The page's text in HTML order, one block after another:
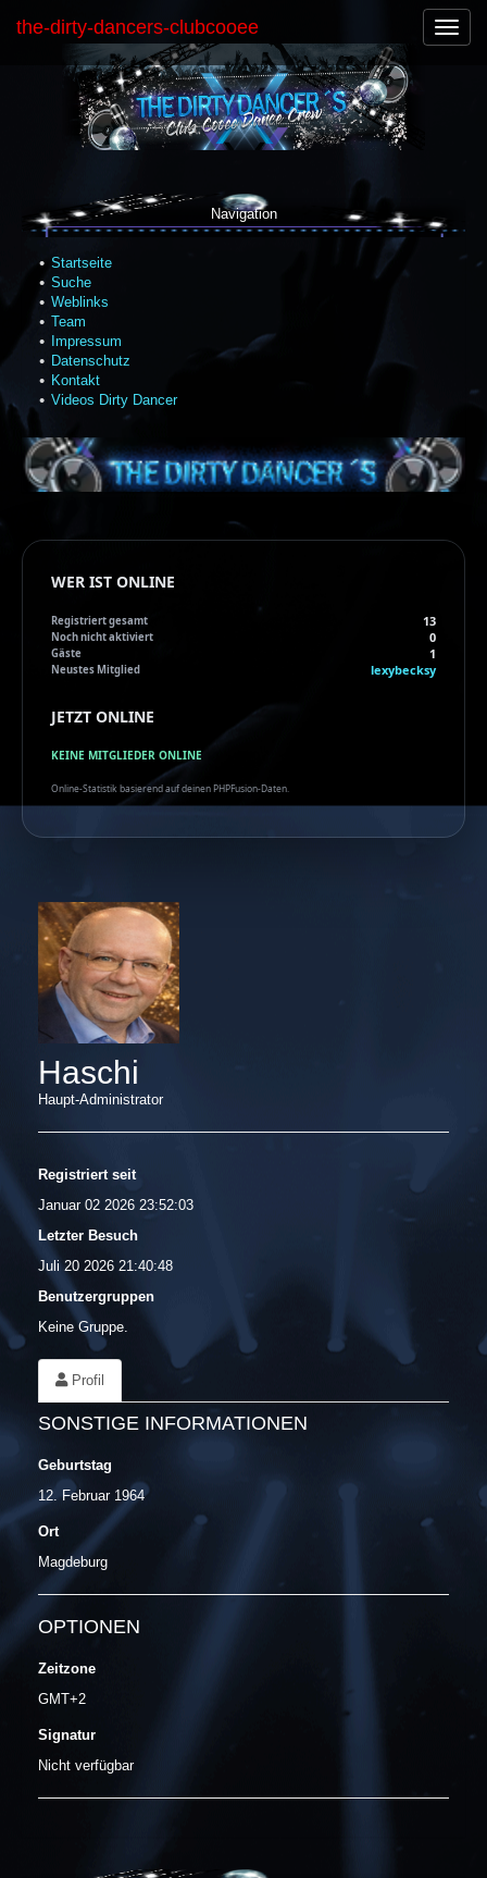
an-/
the-dirty-dancers-clubcooee
Navigation
Startseite
Suche
Weblinks
Team
Impressum
Datenschutz
Kontakt
Videos Dirty Dancer
WER IST ONLINE
Registriert gesamt 13
Noch nicht aktiviert 0
Gäste 1
Neustes Mitglied lexybecksy
JETZT ONLINE
KEINE MITGLIEDER ONLINE
Online-Statistik basierend auf deinen PHPFusion-Daten.
Haschi
Haupt-Administrator
Registriert seit
Januar 02 2026 23:52:03
Letzter Besuch
Juli 20 2026 21:40:48
Benutzergruppen
Keine Gruppe.
Profil
SONSTIGE INFORMATIONEN
Geburtstag
12. Februar 1964
Ort
Magdeburg
OPTIONEN
Zeitzone
GMT+2
Signatur
Nicht verfügbar